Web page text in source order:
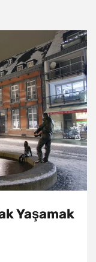
Yaşamak